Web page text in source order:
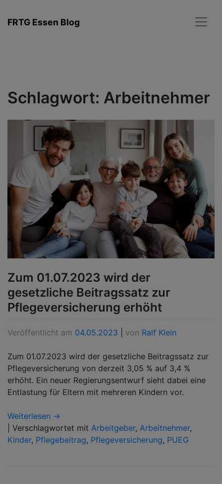
Inhalt
FRTG Essen Blog
Schlagwort: Arbeitnehmer
Zum 01.07.2023 wird der
gesetzliche Beitragssatz zur
Pflegeversicherung erhöht
Veröffentlicht am 04.05.2023 von Ralf Klein
Zum 01.07.2023 wird der gesetzliche Beitragssatz zur
Pflegeversicherung von derzeit 3,05 % auf 3,4 %
erhöht. Ein neuer Regierungsentwurf sieht dabei eine
Entlastung für Eltern mit mehreren Kindern vor.
Weiterlesen →
Verschlagwortet mit Arbeitgeber, Arbeitnehmer,
Kinder, Pflegebeitrag, Pflegeversicherung, PUEG